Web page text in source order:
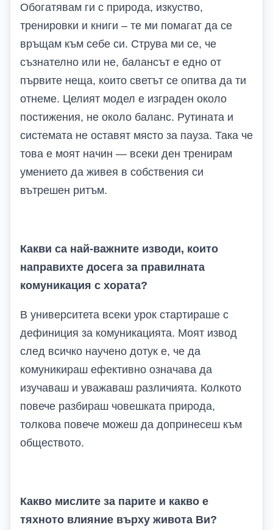
Обогатявам ги с природа, изкуство,
тренировки и книги – те ми помагат да се
връщам към себе си. Струва ми се, че
съзнателно или не, балансът е едно от
първите неща, които светът се опитва да ти
отнеме. Целият модел е изграден около
постижения, не около баланс. Рутината и
системата не оставят място за пауза. Така че
това е моят начин — всеки ден тренирам
умението да живея в собствения си
вътрешен ритъм.
Какви са най-важните изводи, които
направихте досега за правилната
комуникация с хората?
В университета всеки урок стартираше с
дефиниция за комуникацията. Моят извод
след всичко научено дотук е, че да
комуникираш ефективно означава да
изучаваш и уважаваш различията. Колкото
повече разбираш човешката природа,
толкова повече можеш да допринесеш към
обществото.
Какво мислите за парите и какво е
тяхното влияние върху живота Ви?